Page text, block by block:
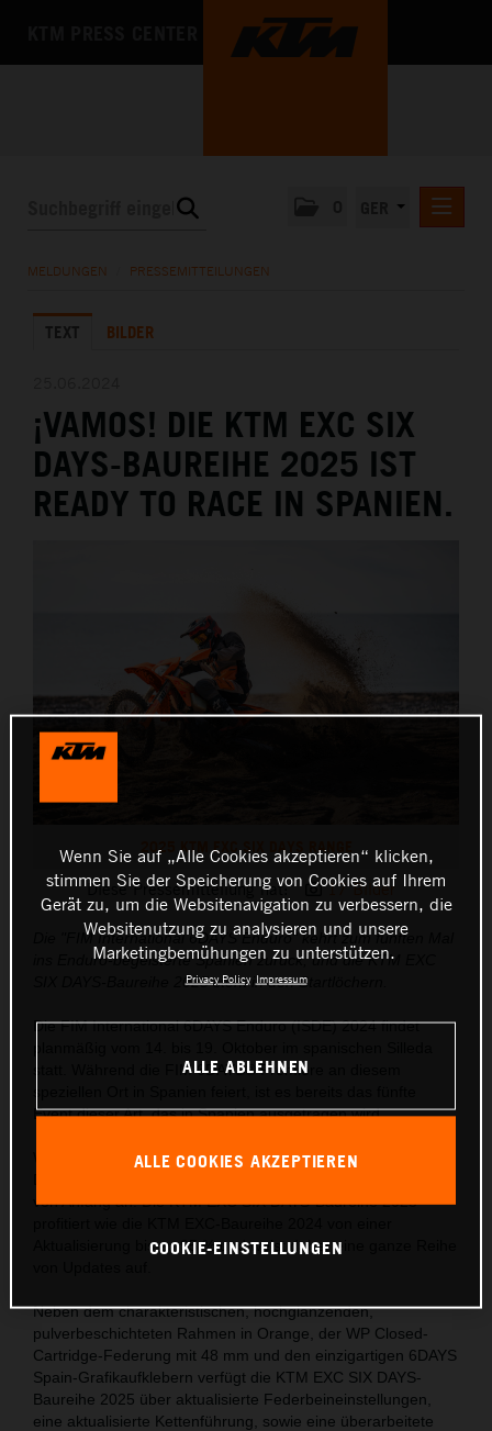
MEDIA
MELDUNGEN PRESSEMITTEILUNGEN
TEXT BILDER
¡VAMOS! DIE KTM EXC SIX
DAYS-BAUREIHE 2025 IST
READY TO RACE IN SPANIEN.
2025 KTM EXC SIX DAYS RANGE
Diese Pressemitteilung hat: 17 Bilder
Die "FIM International 6DAYS Enduro" kehrt zum fünften Mal
ins Enduro-begeisterte Spanien zurück, und die KTM EXC
SIX DAYS-Baureihe 2025 steht in den Startlöchern.
Die FIM International 6DAYS Enduro (ISDE) 2024 findet
statt. Während die FIM 6DAYS® Premiere an diesem
Event dieser Art, das in Spanien ausgetragen wird.
Wie die FIM 6DAYS®, so verspricht auch die KTM EXC SIX
von Anfang an. Die KTM EXC SIX DAYS-Baureihe 2025
Aktualisierung bis zu 95 % und weist daher eine ganze Reihe
Neben dem charakteristischen, hochglänzenden,
pulverbeschichteten Rahmen in Orange, der WP Closed-
Cartridge-Federung mit 48 mm und den einzigartigen 6DAYS
Spain-Grafikaufklebern verfügt die KTM EXC SIX DAYS-
Baureihe 2025 über aktualisierte Federbeineinstellungen,
eine aktualisierte Kettenführung, sowie eine überarbeitete
Wenn Sie auf „Alle Cookies akzeptieren“ klicken,
stimmen Sie der Speicherung von Cookies auf Ihrem
Gerät zu, um die Websitenavigation zu verbessern, die
Websitenutzung zu analysieren und unsere
Marketingbemühungen zu unterstützen.
Privacy Policy Impressum
ALLE ABLEHNEN
ALLE COOKIES AKZEPTIEREN
COOKIE-EINSTELLUNGEN